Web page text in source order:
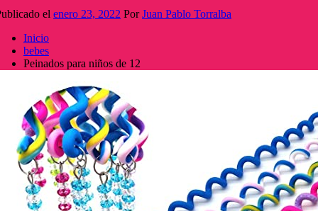
el enero 23, 2022 PorJuan Pablo Torralba
Inicio
bebes
Peinados para niños de 12